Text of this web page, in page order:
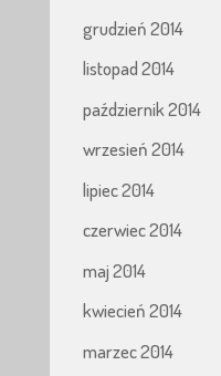
grudzień 2014
listopad 2014
październik 2014
wrzesień 2014
lipiec 2014
czerwiec 2014
maj 2014
kwiecień 2014
marzec 2014